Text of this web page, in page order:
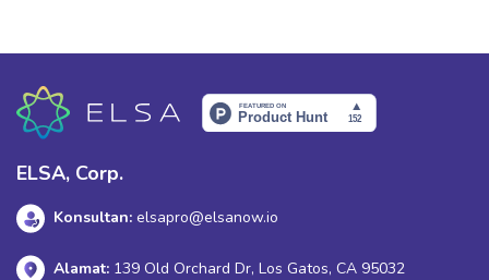
ELSA, Corp.
Konsultan: elsapro@elsanow.io
Alamat: 139 Old Orchard Dr, Los Gatos, CA 95032